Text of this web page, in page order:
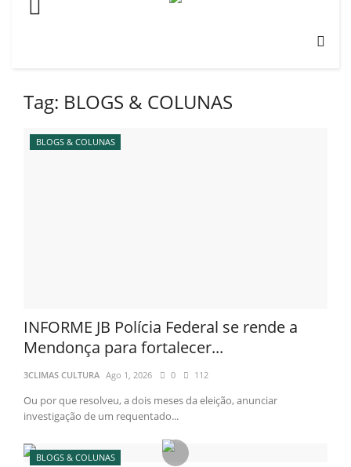
Tag: BLOGS & COLUNAS
BLOGS & COLUNAS
INFORME JB Polícia Federal se rende a
Mendonça para fortalecer...
3CLIMAS CULTURA Ago 1, 2026 0 112
Ou por que resolveu, a dois meses da eleição, anunciar
investigação de um requentado...
BLOGS & COLUNAS